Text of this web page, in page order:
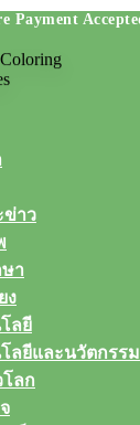
ข่าว
า
ง
ลยี
ลยีและนวัตกรรม
ลก